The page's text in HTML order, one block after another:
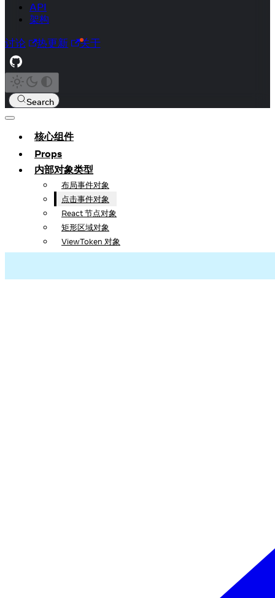
API
架构
讨论 热更新 关于
Search
核心组件
Props
内部对象类型
布局事件对象
点击事件对象
React 节点对象
矩形区域对象
ViewToken 对象